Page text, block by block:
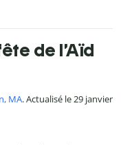
de l’Aïd
MA. Actualisé le 29 janvier